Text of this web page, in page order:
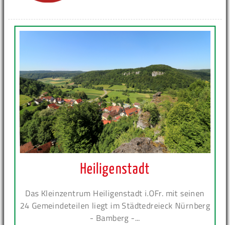
Heiligenstadt
Das Kleinzentrum Heiligenstadt i.OFr. mit seinen
24 Gemeindeteilen liegt im Städtedreieck Nürnberg
- Bamberg -...